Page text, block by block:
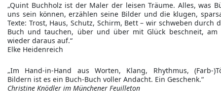
„Quint Buchholz ist der Maler der leisen Träume. Alles, was
uns sein können, erzählen seine Bilder und die klugen,
Texte: Trost, Haus, Schutz, Schirm, Bett – wir schweben durch
Buch und tauchen, über und über mit Glück beschneit, am
wieder daraus auf.“
Elke Heidenreich
„Im Hand-in-Hand aus Worten, Klang, Rhythmus, (Farb-
Bildern ist es ein Buch-Buch voller Andacht. Ein Geschenk.“
Christine Knödler im Münchener Feuilleton